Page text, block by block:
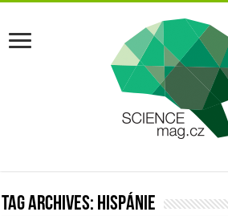
Tag Archives: hispánie